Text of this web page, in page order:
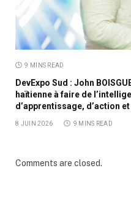
9 MINS READ
DevExpo Sud : John
haïtienne à faire de
d’apprentissage, d’action
8 JUIN 2026 9 MINS READ
Comments are closed.